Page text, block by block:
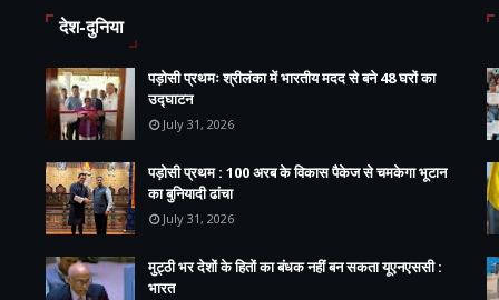
देश-दुनिया
पड़ोसी प्रथमः श्रीलंका में भारतीय मदद से बने 48 घरों का
उद्घाटन
July 31, 2026
पड़ोसी प्रथम : 100 अरब के विकास पैकेज से चमकेगा भूटान
का बुनियादी ढांचा
July 31, 2026
मुट्ठी भर देशों के हितों का बंधक नहीं बन सकता यूएनएससी :
भारत